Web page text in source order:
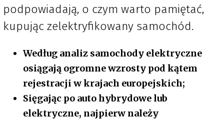
podpowiadają, o czym warto pamiętać,
kupując zelektryfikowany samochód.
Według analiz samochody elektryczne
osiągają ogromne wzrosty pod kątem
rejestracji w krajach europejskich;
Sięgając po auto hybrydowe lub
elektryczne, najpierw należy